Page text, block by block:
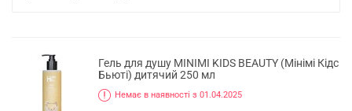
Гель для душу MINIMI KIDS BEAUTY (Мінімі Кідс
Бьюті) дитячий 250 мл
Немає в наявності з 01.04.2025